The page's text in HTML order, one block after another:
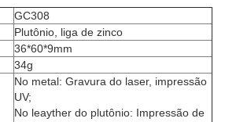
GC308
Plutônio, liga de zinco
36*60*9mm
34g
No metal: Gravura do laser, impressão
UV;
No leayther do plutônio: Impressão de